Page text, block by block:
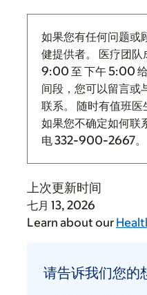
如果您有任何问题或
健提供者。 医疗团
9:00 至 下午 5:00 给
间段，您可以留言或
联系。 随时有值班医
如果您不确定如何联
电332-900-2667。
上次更新时间
七月 13, 2026
Learn about our
告
请告诉我们您的